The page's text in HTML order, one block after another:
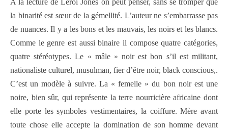
la binarité est sœur de la gémellité. L’auteur ne s’embarrasse pas
de nuances. Il y a les bons et les mauvais, les noirs et les blancs.
Comme le genre est aussi binaire il compose quatre catégories,
quatre stéréotypes. Le « mâle » noir est bon s’il est militant,
nationaliste culturel, musulman, fier d’être noir, black conscious,.
C’est un modèle à suivre. La « femelle » du bon noir est une
noire, bien sûr, qui représente la terre nourricière africaine dont
elle porte les symboles vestimentaires, la coiffure. Mère avant
toute chose elle accepte la domination de son homme devant